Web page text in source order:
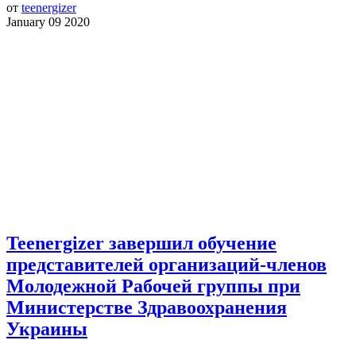
от teenergizer
January 09 2020
Teenergizer завершил обучение
представителей организаций-членов
Молодежной Рабочей группы при
Министерстве Здравоохранения
Украины